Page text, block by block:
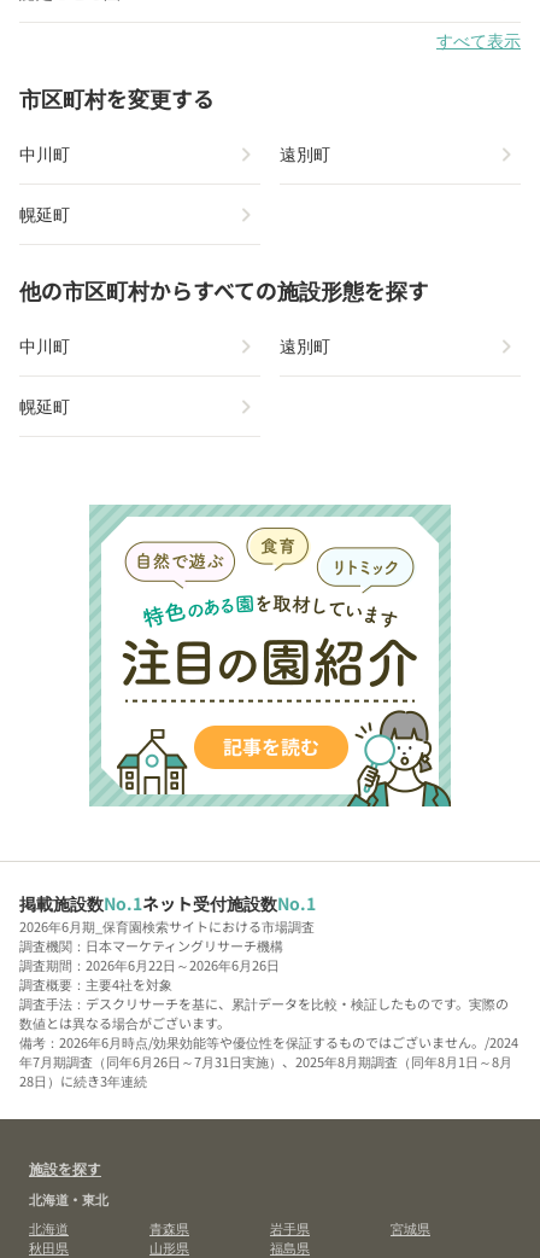
すべて表示
市区町村を変更する
中川町 chevron_right 遠別町 chevron_right
幌延町 chevron_right
他の市区町村からすべての施設形態を探す
中川町 chevron_right 遠別町 chevron_right
幌延町 chevron_right
掲載施設数No.1ネット受付施設数No.1
2026年6月期_保育園検索サイトにおける市場調査
調査機関：日本マーケティングリサーチ機構
調査期間：2026年6月22日～2026年6月26日
調査概要：主要4社を対象
調査手法：デスクリサーチを基に、累計データを比較・検証したものです。実際の
数値とは異なる場合がございます。
備考：2026年6月時点/効果効能等や優位性を保証するものではございません。/2024
年7月期調査（同年6月26日～7月31日実施）、2025年8月期調査（同年8月1日～8月
28日）に続き3年連続
施設を探す
北海道・東北
北海道
青森県 岩手県
宮城県
秋田県
山形県
福島県